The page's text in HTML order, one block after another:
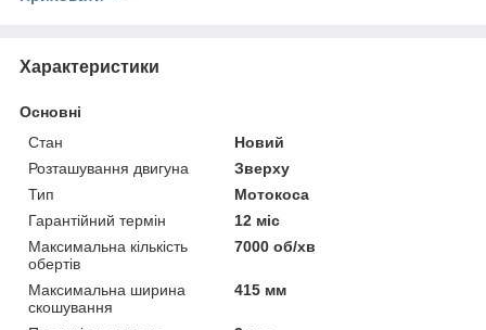
Характеристики
Основні
Стан
Новий
Розташування двигуна
Зверху
Тип
Мотокоса
Гарантійний термін
12 міс
Максимальна кількість
обертів
7000 об/хв
Максимальна ширина
скошування
415 мм